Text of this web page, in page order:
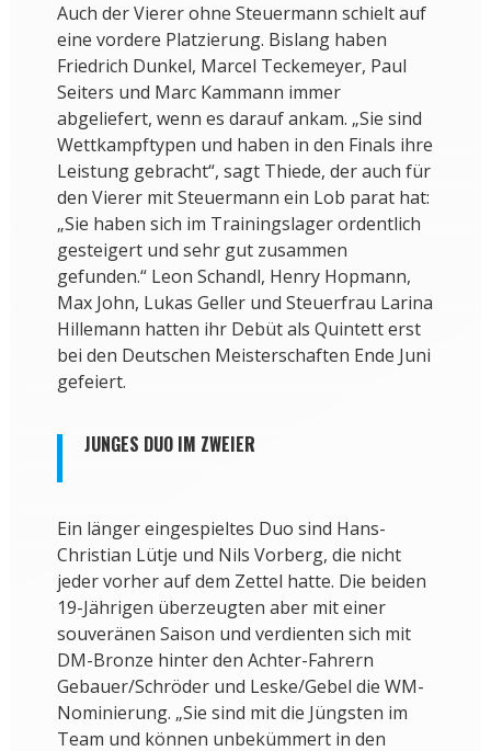
Auch der Vierer ohne Steuermann schielt auf
eine vordere Platzierung. Bislang haben
Friedrich Dunkel, Marcel Teckemeyer, Paul
Seiters und Marc Kammann immer
abgeliefert, wenn es darauf ankam. „Sie sind
Wettkampftypen und haben in den Finals ihre
Leistung gebracht“, sagt Thiede, der auch für
den Vierer mit Steuermann ein Lob parat hat:
„Sie haben sich im Trainingslager ordentlich
gesteigert und sehr gut zusammen
gefunden.“ Leon Schandl, Henry Hopmann,
Max John, Lukas Geller und Steuerfrau Larina
Hillemann hatten ihr Debüt als Quintett erst
bei den Deutschen Meisterschaften Ende Juni
gefeiert.
JUNGES DUO IM ZWEIER
Ein länger eingespieltes Duo sind Hans-
Christian Lütje und Nils Vorberg, die nicht
jeder vorher auf dem Zettel hatte. Die beiden
19-Jährigen überzeugten aber mit einer
souveränen Saison und verdienten sich mit
DM-Bronze hinter den Achter-Fahrern
Gebauer/Schröder und Leske/Gebel die WM-
Nominierung. „Sie sind mit die Jüngsten im
Team und können unbekümmert in den